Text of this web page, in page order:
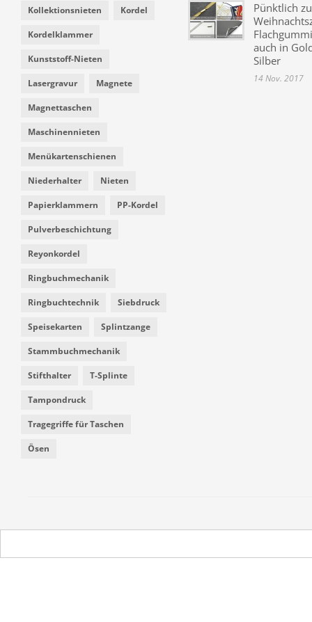
Kollektionsnieten Kordel
Kordelklammer
Kunststoff-Nieten
Lasergravur Magnete
Magnettaschen
Maschinennieten
Menükartenschienen
Niederhalter Nieten
Papierklammern PP-Kordel
Pulverbeschichtung
Reyonkordel
Ringbuchmechanik
Ringbuchtechnik Siebdruck
Speisekarten Splintzange
Stammbuchmechanik
Stifthalter T-Splinte
Tampondruck
Tragegriffe für Taschen
Ösen
Pünktlich
auch in
Silber
14 Nov. 2017